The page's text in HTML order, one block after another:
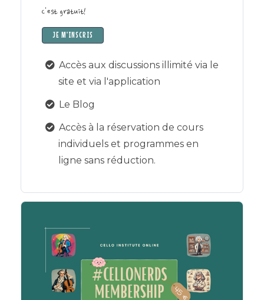
C'est gratuit!
JE M'INSCRIS
Accès aux discussions illimité via le
site et via l'application
Le Blog
Accès à la réservation de cours
individuels et programmes en
ligne sans réduction.